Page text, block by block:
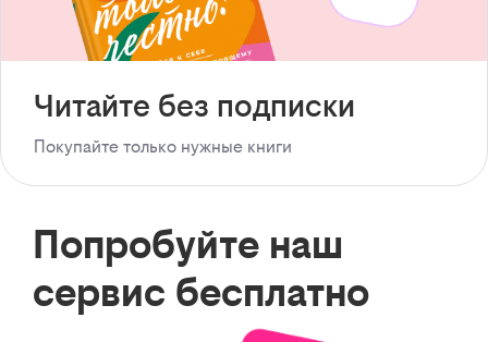
Читайте без подписки
Покупайте только нужные книги
Попробуйте наш
сервис бесплатно